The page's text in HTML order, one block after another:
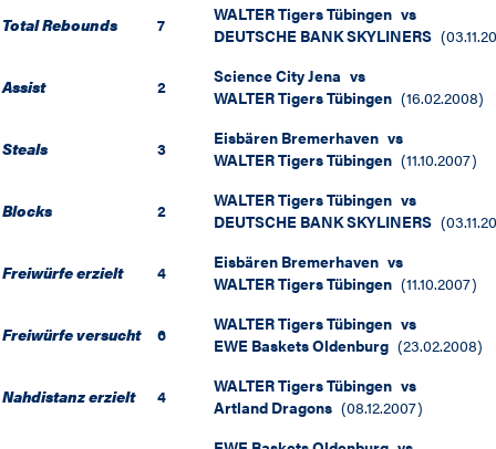
Total Rebounds 7 WALTER Tigers Tübingen vs
DEUTSCHE BANK SKYLINERS (
Assist 2 Science City Jena vs
WALTER Tigers Tübingen (16.02.2008)
Steals 3 Eisbären Bremerhaven vs
WALTER Tigers Tübingen (11.10.2007)
Blocks 2 WALTER Tigers Tübingen vs
DEUTSCHE BANK SKYLINERS (
Freiwürfe erzielt 4 Eisbären Bremerhaven vs
WALTER Tigers Tübingen (11.10.2007)
Freiwürfe versucht 6 WALTER Tigers Tübingen vs
EWE Baskets Oldenburg (23.02.2008)
Nahdistanz erzielt 4 WALTER Tigers Tübingen vs
Artland Dragons (08.12.2007)